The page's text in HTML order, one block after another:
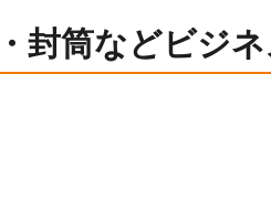
封筒などビジ